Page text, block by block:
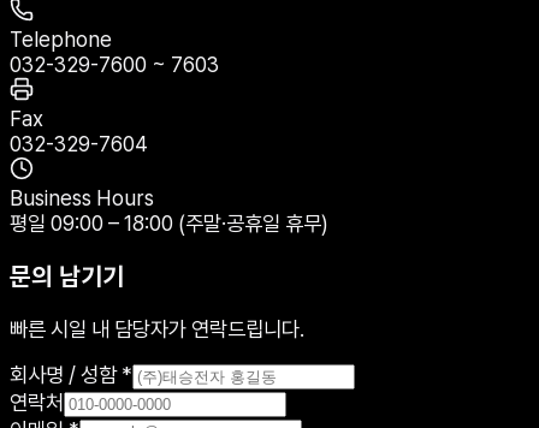
Telephone
032-329-7600 ~ 7603
Fax
032-329-7604
Business Hours
평일 09:00 – 18:00 (주말·공휴일 휴무)
문의 남기기
빠른 시일 내 담당자가 연락드립니다.
회사명 / 성함 *
연락처